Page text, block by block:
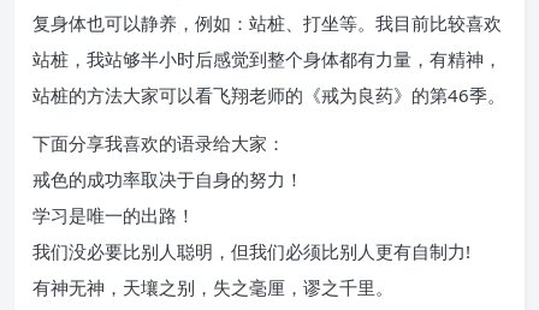
复身体也可以静养，例如：站桩、打坐等。我目前比较喜欢
站桩，我站够半小时后感觉到整个身体都有力量，有精神，
站桩的方法大家可以看飞翔老师的《戒为良药》的第46季。
下面分享我喜欢的语录给大家：
戒色的成功率取决于自身的努力！
学习是唯一的出路！
我们没必要比别人聪明，但我们必须比别人更有自制力!
有神无神，天壤之别，失之毫厘，谬之千里。